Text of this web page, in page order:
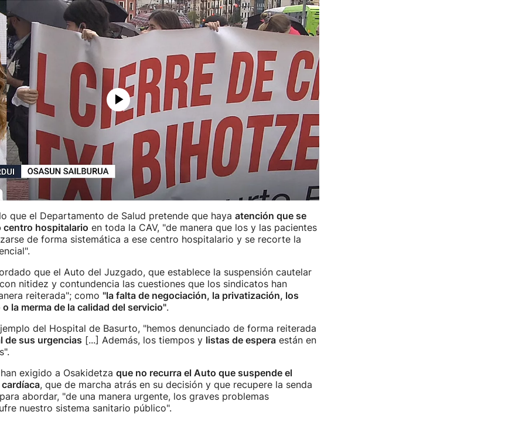
que el Departamento de Salud pretende que haya atención que se
centro hospitalario en toda la CAV, "de manera que los y las pacientes
de forma sistemática a ese centro hospitalario y se recorte la
que el Auto del Juzgado, que establece la suspensión cautelar
nitidez y contundencia las cuestiones que los sindicatos han
reiterada"; como "la falta de negociación, la privatización, los
la merma de la calidad del servicio".
del Hospital de Basurto, "hemos denunciado de forma reiterada
de sus urgencias [...] Además, los tiempos y listas de esperaestán en
exigido a Osakidetza que no recurra el Auto que suspende el
, que de marcha atrás en su decisión y que recupere la senda
abordar, "de una manera urgente, los graves problemas
nuestro sistema sanitario público".